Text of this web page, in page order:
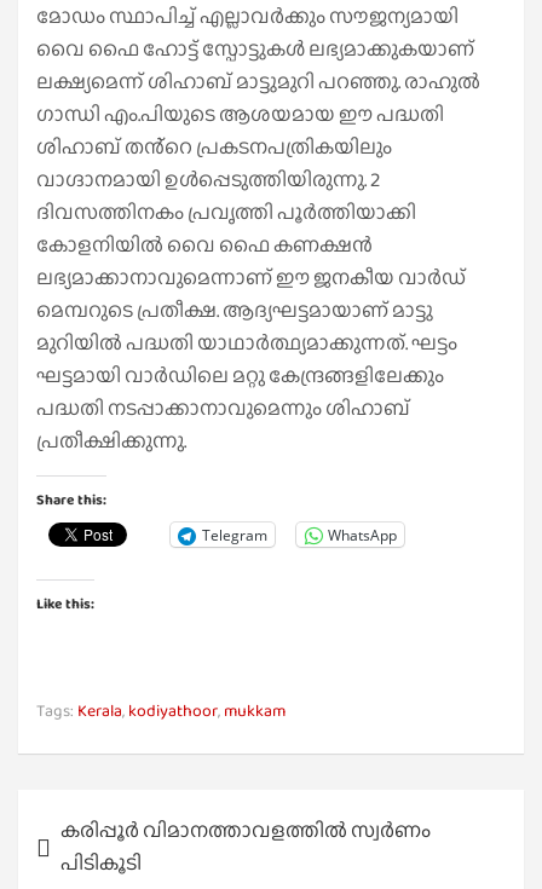
മോഡം സ്ഥാപിച്ച് എല്ലാവർക്കും സൗജന്യമായി
വൈ ഫൈ ഹോട്ട് സ്പോട്ടുകൾ ലഭ്യമാക്കുകയാണ്
ലക്ഷ്യമെന്ന് ശിഹാബ് മാട്ടുമുറി പറഞ്ഞു. രാഹുൽ
ഗാന്ധി എം.പിയുടെ ആശയമായ ഈ പദ്ധതി
ശിഹാബ് തൻ്റെ പ്രകടനപത്രികയിലും
വാഗ്ദാനമായി ഉൾപ്പെടുത്തിയിരുന്നു. 2
ദിവസത്തിനകം പ്രവൃത്തി പൂർത്തിയാക്കി
കോളനിയിൽ വൈ ഫൈ കണക്ഷൻ
ലഭ്യമാക്കാനാവുമെന്നാണ് ഈ ജനകീയ വാർഡ്
മെമ്പറുടെ പ്രതീക്ഷ. ആദ്യഘട്ടമായാണ് മാട്ടു
മുറിയിൽ പദ്ധതി യാഥാർത്ഥ്യമാക്കുന്നത്. ഘട്ടം
ഘട്ടമായി വാർഡിലെ മറ്റു കേന്ദ്രങ്ങളിലേക്കും
പദ്ധതി നടപ്പാക്കാനാവുമെന്നും ശിഹാബ്
പ്രതീക്ഷിക്കുന്നു.
Share this:
Telegram WhatsApp
Like this:
Tags: Kerala, kodiyathoor, mukkam
navigation
കരിപ്പൂർ വിമാനത്താവളത്തിൽ സ്വർണം
പിടികൂടി